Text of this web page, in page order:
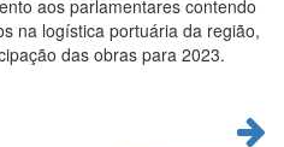
aos parlamentares contendo
na logística portuária da região,
das obras para 2023.